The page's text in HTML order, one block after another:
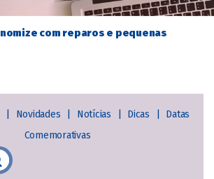
com reparos e pequenas
Novidades Notícias Dicas
Datas
Comemorativas